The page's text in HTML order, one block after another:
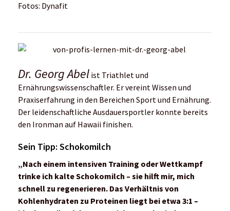
Fotos: Dynafit
Dr. Georg Abel ist Triathlet und
Ernährungswissenschaftler. Er vereint Wissen und
Praxiserfahrung in den Bereichen Sport und Ernährung.
Der leidenschaftliche Ausdauersportler konnte bereits
den Ironman auf Hawaii finishen.
Sein Tipp: Schokomilch
„Nach einem intensiven Training oder Wettkampf
trinke ich kalte Schokomilch – sie hilft mir, mich
schnell zu regenerieren. Das Verhältnis von
Kohlenhydraten zu Proteinen liegt bei etwa 3:1 –